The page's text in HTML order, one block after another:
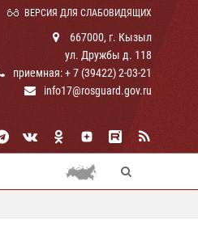
ВЕРСИЯ ДЛЯ СЛАБОВИДЯЩИХ
667000, г. Кызыл
ул. Дружбы д. 118
приемная: + 7 (39422) 2-03-21
info17@rosguard.gov.ru